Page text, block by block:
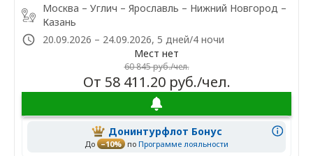
Москва – Углич – Ярославль – Нижний Новгород –
Казань
20.09.2026 – 24.09.2026, 5 дней/4 ночи
Мест нет
60 845 руб./чел.
От 58 411.20 руб./чел.
Донинтурфлот Бонус
До –10% по Программе лояльности